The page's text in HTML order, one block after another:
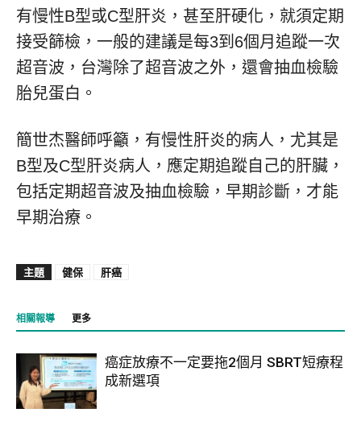
有慢性B型或C型肝炎，甚至肝硬化，就須定期
接受篩檢，一般的建議是每3到6個月追蹤一次
超音波，台灣除了超音波之外，還會抽血檢驗
胎兒蛋白。
簡世杰醫師呼籲，有慢性肝炎的病人，尤其是
B型及C型肝炎病人，應定期追蹤自己的肝臟，
包括定期超音波及抽血檢驗，早期診斷，才能
早期治療。
主題 健保 肝癌
相關報導 更多
癌症放療不一定要拖2個月 SBRT短療程
成新選項